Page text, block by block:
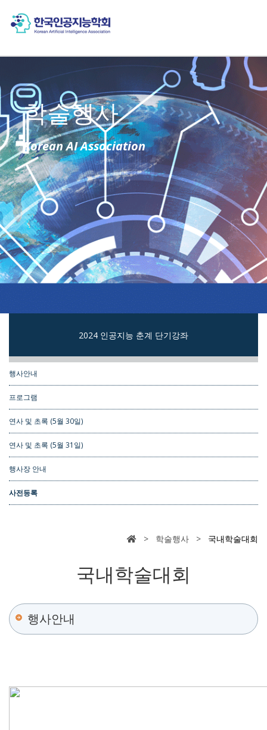
학술행사
Korean AI Association
2024 인공지능 춘계 단기강좌
행사안내
프로그램
연사 및 초록 (5월 30일)
연사 및 초록 (5월 31일)
행사장 안내
사전등록
> 학술행사 > 국내학술대회
국내학술대회
행사안내